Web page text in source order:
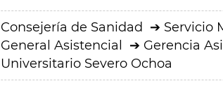
Consejería de Sanidad Servicio
General Asistencial
Gerencia
Universitario Severo Ochoa